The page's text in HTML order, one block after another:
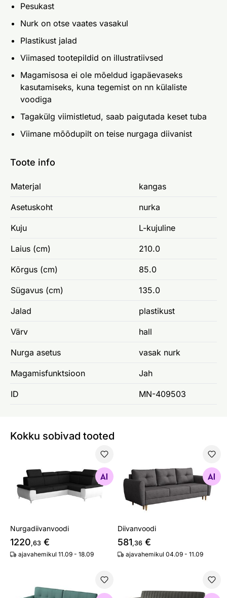
Pesukast
Nurk on otse vaates vasakul
Plastikust jalad
Viimased tootepildid on illustratiivsed
Magamisosa ei ole mõeldud igapäevaseks
kasutamiseks, kuna tegemist on nn külaliste
voodiga
Tagakülg viimistletud, saab paigutada keset tuba
Viimane mõõdupilt on teise nurgaga diivanist
Toote info
Materjal kangas
Asetuskoht nurka
Kuju L-kujuline
Laius (cm) 210.0
Kõrgus (cm) 85.0
Sügavus (cm) 135.0
Jalad plastikust
Värv hall
Nurga asetus vasak nurk
Magamisfunktsioon Jah
ID MN-409503
Kokku sobivad tooted
Otsi sarnaseid
Nurgadiivanvoodi
1220,63 €
ajavahemikul 11.09 - 18.09
Otsi sarnaseid
Diivanvoodi
581,36 €
ajavahemikul 04.09 - 11.09
Diivanvoodi Sokol Diivanvoodi Winty